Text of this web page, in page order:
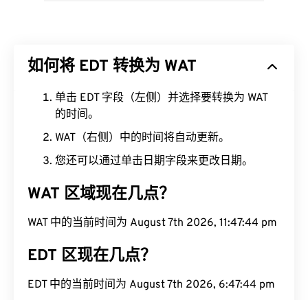
如何将 EDT 转换为 WAT
单击 EDT 字段（左侧）并选择要转换为 WAT
的时间。
WAT（右侧）中的时间将自动更新。
您还可以通过单击日期字段来更改日期。
WAT 区域现在几点？
WAT 中的当前时间为 August 7th 2026, 11:47:45 pm
EDT 区现在几点？
EDT 中的当前时间为 August 7th 2026, 6:47:45 pm